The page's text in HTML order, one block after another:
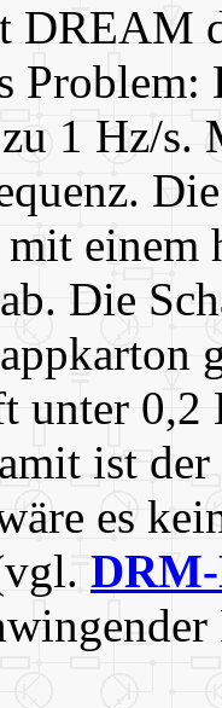
DREAM
1 Hz/s.
einem
Die
unter
ist
es